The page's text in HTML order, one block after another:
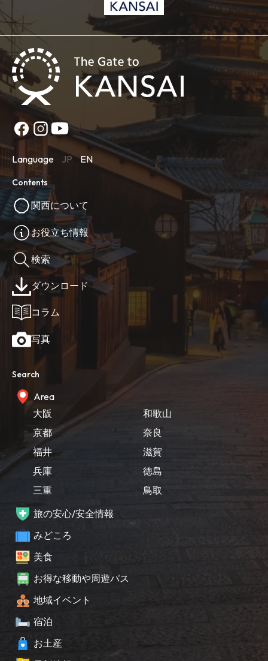
Language JP EN
Contents
関西について
お役立ち情報
検索
ダウンロード
コラム
写真
Search
Area
大阪
京都
福井
兵庫
三重
和歌山
奈良
滋賀
徳島
鳥取
旅の安心/安全情報
みどころ
美食
お得な移動や周遊パス
地域イベント
宿泊
お土産